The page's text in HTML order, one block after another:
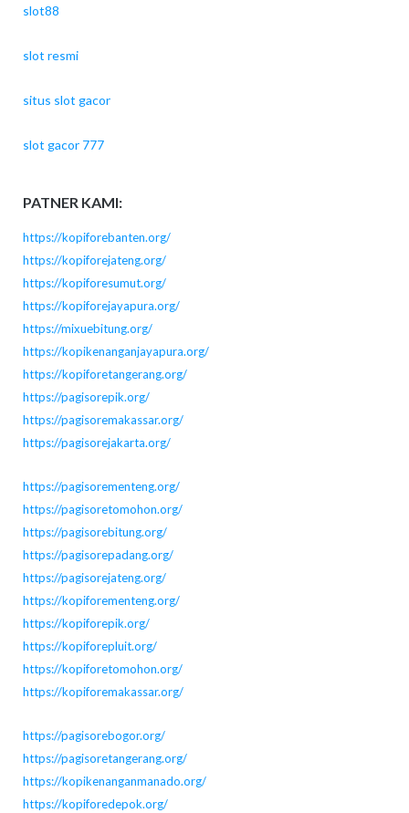
slot88
slot resmi
situs slot gacor
slot gacor 777
PATNER KAMI:
https://kopiforebanten.org/
https://kopiforejateng.org/
https://kopiforesumut.org/
https://kopiforejayapura.org/
https://mixuebitung.org/
https://kopikenanganjayapura.org/
https://kopiforetangerang.org/
https://pagisorepik.org/
https://pagisoremakassar.org/
https://pagisorejakarta.org/
https://pagisorementeng.org/
https://pagisoretomohon.org/
https://pagisorebitung.org/
https://pagisorepadang.org/
https://pagisorejateng.org/
https://kopiforementeng.org/
https://kopiforepik.org/
https://kopiforepluit.org/
https://kopiforetomohon.org/
https://kopiforemakassar.org/
https://pagisorebogor.org/
https://pagisoretangerang.org/
https://kopikenanganmanado.org/
https://kopiforedepok.org/